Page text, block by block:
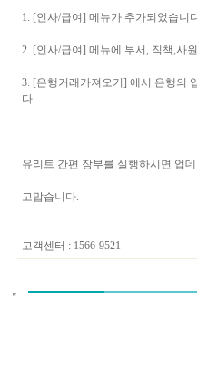
1. [인사/급여] 메뉴가 추가되었습니
2. [인사/급여] 메뉴에 부서, 직책,사
3. [은행거래가져오기] 에서 은행의
다.
유리트 간편 장부를 실행하시면 업
고맙습니다.
고객센터 : 1566-9521